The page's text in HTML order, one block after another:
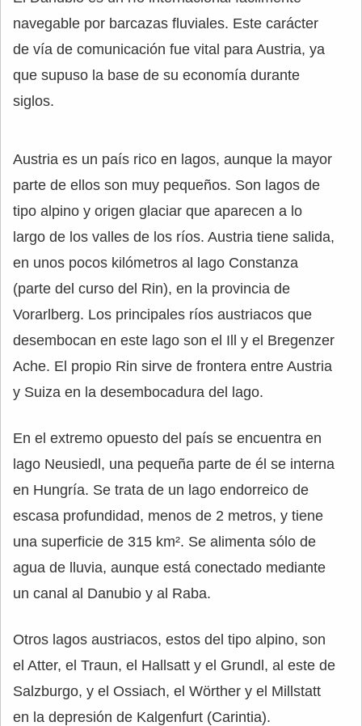
navegable por barcazas fluviales. Este carácter
de vía de comunicación fue vital para Austria, ya
que supuso la base de su economía durante
siglos.
Austria es un país rico en lagos, aunque la mayor
parte de ellos son muy pequeños. Son lagos de
tipo alpino y origen glaciar que aparecen a lo
largo de los valles de los ríos. Austria tiene salida,
en unos pocos kilómetros al lago Constanza
(parte del curso del Rin), en la provincia de
Vorarlberg. Los principales ríos austriacos que
desembocan en este lago son el Ill y el Bregenzer
Ache. El propio Rin sirve de frontera entre Austria
y Suiza en la desembocadura del lago.
En el extremo opuesto del país se encuentra en
lago Neusiedl, una pequeña parte de él se interna
en Hungría. Se trata de un lago endorreico de
escasa profundidad, menos de 2 metros, y tiene
una superficie de 315 km². Se alimenta sólo de
agua de lluvia, aunque está conectado mediante
un canal al Danubio y al Raba.
Otros lagos austriacos, estos del tipo alpino, son
el Atter, el Traun, el Hallsatt y el Grundl, al este de
Salzburgo, y el Ossiach, el Wörther y el Millstatt
en la depresión de Kalgenfurt (Carintia).